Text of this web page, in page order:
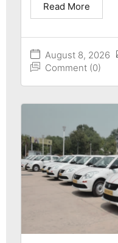
August 8, 2026
Comment (0)
Read More